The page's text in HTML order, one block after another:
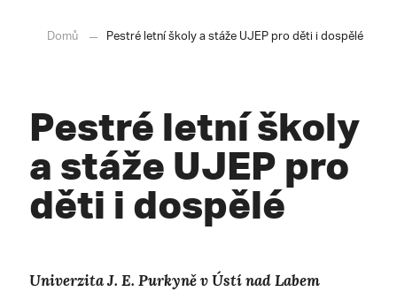
Domů Pestré letní školy a stáže UJEP pro děti i dospělé
Pestré letní školy
a stáže UJEP pro
děti i dospělé
Univerzita J. E. Purkyně v Ústí nad Labem